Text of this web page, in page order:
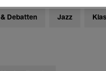
& Debatten Jazz